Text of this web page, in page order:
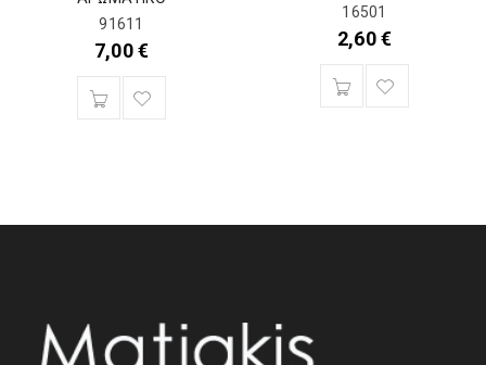
91611
7,00€
16501
2,60€